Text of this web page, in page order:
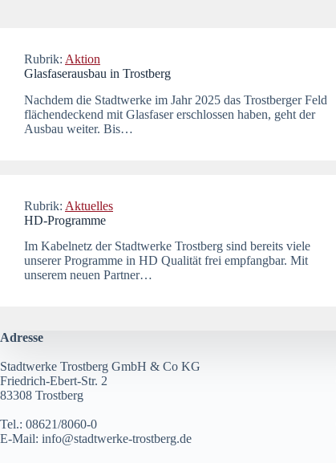
Rubrik: Aktion
Glasfaserausbau in Trostberg
Nachdem die Stadtwerke im Jahr 2025 das Trostberger Feld
flächendeckend mit Glasfaser erschlossen haben, geht der
Ausbau weiter. Bis…
Rubrik: Aktuelles
HD-Programme
Im Kabelnetz der Stadtwerke Trostberg sind bereits viele
unserer Programme in HD Qualität frei empfangbar. Mit
unserem neuen Partner…
Adresse
Stadtwerke Trostberg GmbH & Co KG
Friedrich-Ebert-Str. 2
83308 Trostberg
Tel.: 08621/8060-0
E-Mail: info@stadtwerke-trostberg.de